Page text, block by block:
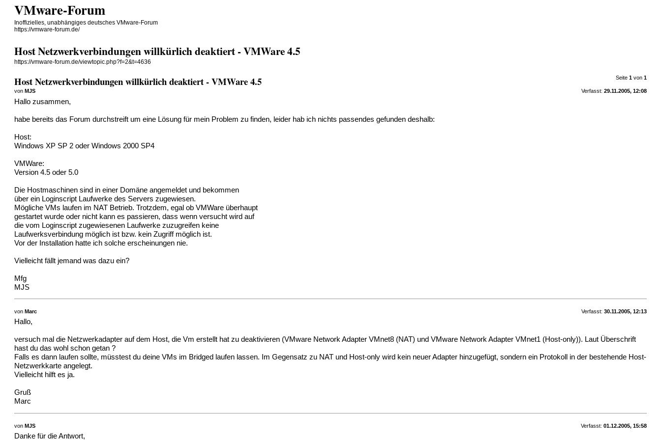
VMware-Forum
Inoffizielles, unabhängiges deutsches VMware-Forum
https://vmware-forum.de/
Host Netzwerkverbindungen willkürlich deaktiert - VMWare 4.5
https://vmware-forum.de/viewtopic.php?f=2&t=4636
Seite 1von 1
Host Netzwerkverbindungen willkürlich deaktiert - VMWare 4.5
Verfasst: 29.11.2005, 12:08
vonMJS
Hallo zusammen,
habe bereits das Forum durchstreift um eine Lösung für mein Problem zu finden, leider hab ich nichts passendes gefunden deshalb:
Host:
Windows XP SP 2 oder Windows 2000 SP4
VMWare:
Version 4.5 oder 5.0
Die Hostmaschinen sind in einer Domäne angemeldet und bekommen
über ein Loginscript Laufwerke des Servers zugewiesen.
Mögliche VMs laufen im NAT Betrieb. Trotzdem, egal ob VMWare überhaupt
gestartet wurde oder nicht kann es passieren, dass wenn versucht wird auf
die vom Loginscript zugewiesenen Laufwerke zuzugreifen keine
Laufwerksverbindung möglich ist bzw. kein Zugriff möglich ist.
Vor der Installation hatte ich solche erscheinungen nie.
Vielleicht fällt jemand was dazu ein?
Mfg
MJS
Verfasst: 30.11.2005, 12:13
vonMarc
Hallo,
versuch mal die Netzwerkadapter auf dem Host, die Vm erstellt hat zu deaktivieren (VMware Network Adapter VMnet8 (NAT) und VMware Network Adapter VMnet1 (Host-only)). Laut Überschrift
hast du das wohl schon getan ?
Falls es dann laufen sollte, müsstest du deine VMs im Bridged laufen lassen. Im Gegensatz zu NAT und Host-only wird kein neuer Adapter hinzugefügt, sondern ein Protokoll in der bestehende Host-
Netzwerkkarte angelegt.
Vielleicht hilft es ja.
Gruß
Marc
Verfasst: 01.12.2005, 15:58
vonMJS
Danke für die Antwort,